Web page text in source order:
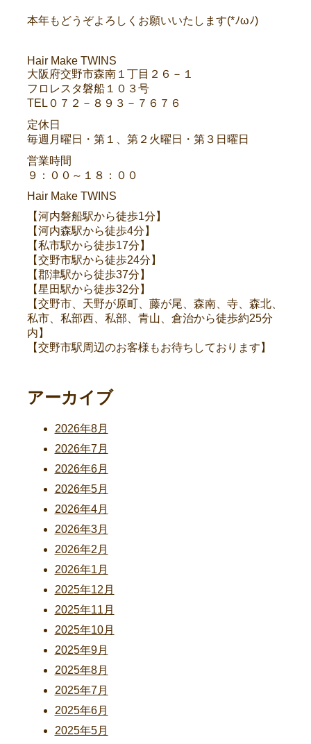
本年もどうぞよろしくお願いいたします(*ﾉωﾉ)
Hair Make TWINS
大阪府交野市森南１丁目２６－１
フロレスタ磐船１０３号
TEL０７２－８９３－７６７６
定休日
毎週月曜日・第１、第２火曜日・第３日曜日
営業時間
９：００～１８：００
Hair Make TWINS
【河内磐船駅から徒歩1分】
【河内森駅から徒歩4分】
【私市駅から徒歩17分】
【交野市駅から徒歩24分】
【郡津駅から徒歩37分】
【星田駅から徒歩32分】
【交野市、天野が原町、藤が尾、森南、寺、森北、
私市、私部西、私部、青山、倉治から徒歩約25分
内】
【交野市駅周辺のお客様もお待ちしております】
アーカイブ
2026年8月
2026年7月
2026年6月
2026年5月
2026年4月
2026年3月
2026年2月
2026年1月
2025年12月
2025年11月
2025年10月
2025年9月
2025年8月
2025年7月
2025年6月
2025年5月